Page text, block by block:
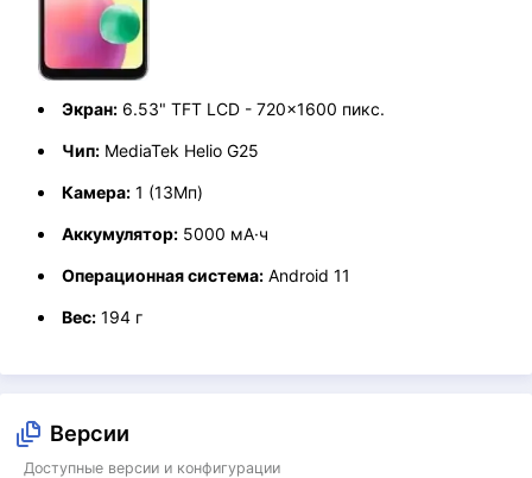
Экран: 6.53" TFT LCD - 720x1600 пикс.
Чип: MediaTek Helio G25
Камера: 1 (13Мп)
Аккумулятор: 5000 мА·ч
Операционная система: Android 11
Вес: 194 г
Версии
Доступные версии и конфигурации